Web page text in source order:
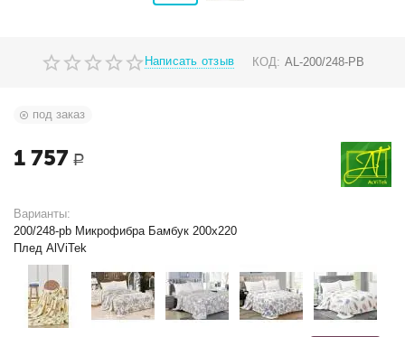
Написать отзыв КОД: AL-200/248-PB
под заказ
1 757 Р
Варианты:
200/248-pb Микрофибра Бамбук 200х220
Плед AlViTek